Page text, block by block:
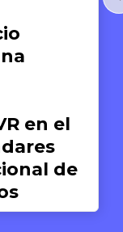
en el
de